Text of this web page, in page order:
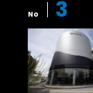
No 3